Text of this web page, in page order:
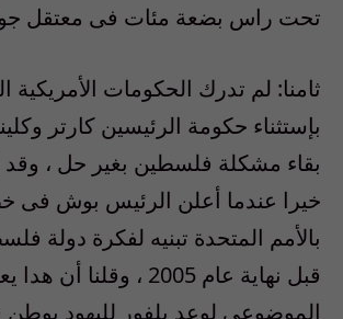
تحت راس بضعة مئات فى معتقل
ثامنا: لم تدرك الحكومات الأمريكية
بإستثناء حكومة الرئيسين كارتر
بقاء مشكلة فلسطين بغير حل ، وقد
خيرا عندما أعلن الرئيس بوش
بالأمم المتحدة تبنيه لفكرة دولة
قبل نهاية عام 2005 ، وقلنا
الموضوعى لوعد بلفور لليهود